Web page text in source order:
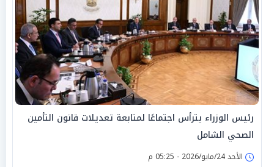
رئيس الوزراء يترأس اجتماعًا لمتابعة تعديلات قانون التأمين
الصحي الشامل
الأحد 24/مايو/2026 - 05:25 م